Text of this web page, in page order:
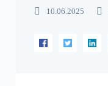
10.06.2025